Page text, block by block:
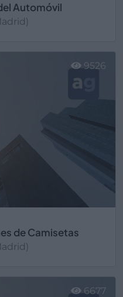
Automóvil
de Camisetas
9526
6677